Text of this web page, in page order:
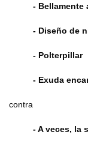
- Bellamente
- Diseño de
- Polterpillar
- Exuda
contra
- A veces, la